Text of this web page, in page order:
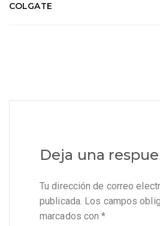
COLGATE
Deja una
Tu dirección de correo
publicada. Los campos
marcados con*